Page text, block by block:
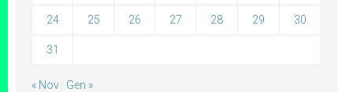
24 25 26 27 28 29 30
31
« Nov Gen »